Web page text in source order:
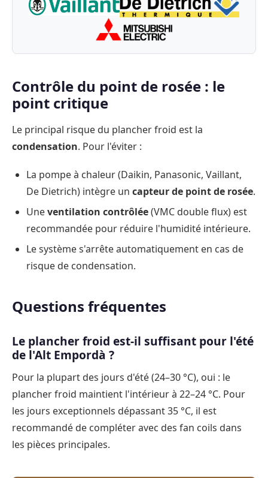
Contrôle du point de rosée : le
point critique
Le principal risque du plancher froid est la
condensation. Pour l'éviter :
La pompe à chaleur (Daikin, Panasonic, Vaillant,
De Dietrich) intègre un capteur de point de rosée.
Uneventilation contrôlée(VMC double flux) est
recommandée pour réduire l'humidité intérieure.
Le système s'arrête automatiquement en cas de
risque de condensation.
Questions fréquentes
Le plancher froid est-il suffisant pour l'été
de l'Alt Empordà ?
Pour la plupart des jours d'été (24–30 °C), oui : le
plancher froid maintient l'intérieur à 22–24 °C. Pour
les jours exceptionnels dépassant 35 °C, il est
recommandé de compléter avec des fan coils dans
les pièces principales.